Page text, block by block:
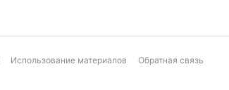
Использование материалов Обратная связь